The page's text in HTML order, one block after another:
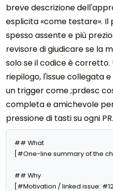
breve descrizione
esplicita «come testare».
spesso assente e più
revisore di giudicare se la
solo se il codice è
riepilogo, l'issue collegata
un trigger come ;prdesc
completa e amichevole
pressione di tasti su ogni PR.
## What
[#One-line summary of the
## Why
[#Motivation / linked issue: